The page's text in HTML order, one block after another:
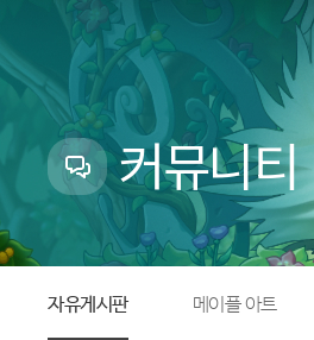
업데이트
이벤트
캐시샵 공지
메이플 알림판
with maple
커뮤니티
자유게시판 메이플 아트